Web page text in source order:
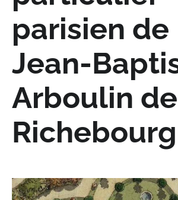
parisien de
Jean-
Arboulin de
Richebourg